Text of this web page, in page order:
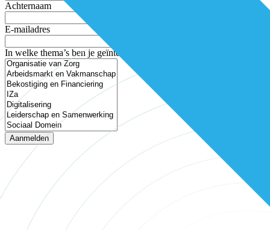
Achternaam
E-mailadres
In welke thema’s ben je geïnteresseerd?
Aanmelden